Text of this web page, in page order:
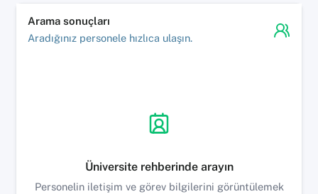
Arama sonuçları
Aradığınız personele hızlıca ulaşın.
Üniversite rehberinde arayın
Personelin iletişim ve görev bilgilerini görüntülemek